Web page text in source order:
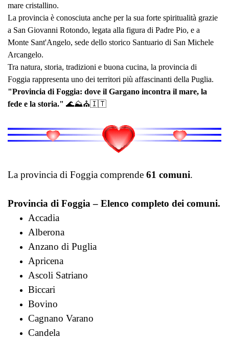
mare cristallino.
La provincia è conosciuta anche per la sua forte spiritualità grazie
a San Giovanni Rotondo, legata alla figura di Padre Pio, e a
Monte Sant'Angelo, sede dello storico Santuario di San Michele
Arcangelo.
Tra natura, storia, tradizioni e buona cucina, la provincia di
Foggia rappresenta uno dei territori più affascinanti della Puglia.
"Provincia di Foggia: dove il Gargano incontra il mare, la
fede e la storia." 🌊⛰️⛪🇮🇹
La provincia di Foggia comprende 61 comuni.
Provincia di Foggia – Elenco completo dei comuni.
Accadia
Alberona
Anzano di Puglia
Apricena
Ascoli Satriano
Biccari
Bovino
Cagnano Varano
Candela